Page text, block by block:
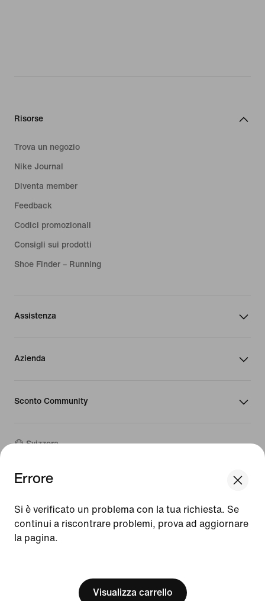
Update your location?
Svizzera
Errore
Si è verificato un problema con la tua richiesta. Se
continui a riscontrare problemi, prova ad aggiornare
la pagina.
Visualizza carrello
Risorse
Trova un negozio
Nike Journal
Diventa member
Feedback
Codici promozionali
Consigli sui prodotti
Shoe Finder – Running
Assistenza
Azienda
Sconto Community
Svizzera
©2026 Nike, Inc. Tutti i diritti riservati
Condizioni d'uso
Condizioni di vendita
Dati aziendali